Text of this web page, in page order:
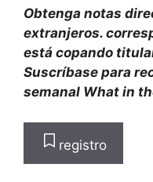
Obtenga notas
extranjeros.
está copando
Suscríbase para
semanal What in
registro